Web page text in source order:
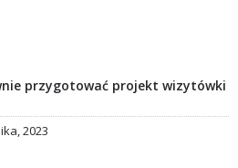
przygotować projekt wizytówki
2023